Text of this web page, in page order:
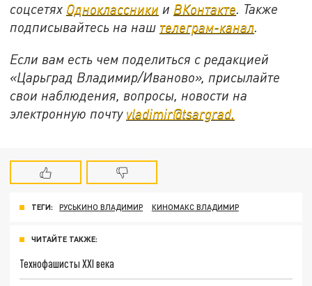
соцсетях Одноклассники и ВКонтакте. Также
подписывайтесь на наш телеграм-канал.
Если вам есть чем поделиться с редакцией
«Царьград Владимир/Иваново», присылайте
свои наблюдения, вопросы, новости на
электронную почту vladimir@tsargrad.
ТЕГИ: РУСЬКИНО ВЛАДИМИР КИНОМАКС ВЛАДИМИР
ЧИТАЙТЕ ТАКЖЕ:
Технофашисты XXI века